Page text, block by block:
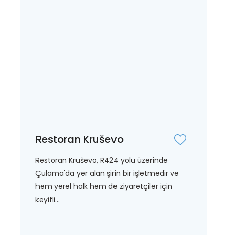
Restoran Kruševo
Restoran Kruševo, R424 yolu üzerinde
Çulama'da yer alan şirin bir işletmedir ve
hem yerel halk hem de ziyaretçiler için
keyifli...